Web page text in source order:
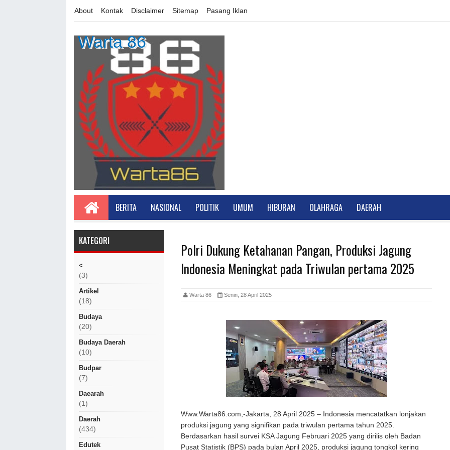
About Kontak Disclaimer Sitemap Pasang Iklan
Warta 86
BERITA NASIONAL POLITIK UMUM HIBURAN OLAHRAGA DAERAH
KATEGORI
<
(3)
Artikel
(18)
Budaya
(20)
Budaya Daerah
(10)
Budpar
(7)
Daearah
(1)
Daerah
(434)
Edutek
Polri Dukung Ketahanan Pangan, Produksi Jagung
Indonesia Meningkat pada Triwulan pertama 2025
Warta 86 Senin, 28 April 2025
Www.Warta86.com,-Jakarta, 28 April 2025 – Indonesia mencatatkan lonjakan
produksi jagung yang signifikan pada triwulan pertama tahun 2025.
Berdasarkan hasil survei KSA Jagung Februari 2025 yang dirilis oleh Badan
Pusat Statistik (BPS) pada bulan April 2025, produksi jagung tongkol kering